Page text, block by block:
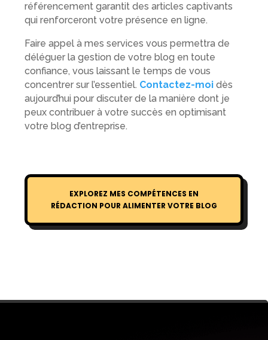
référencement garantit des articles captivants
qui renforceront votre présence en ligne.
Faire appel à mes services vous permettra de
déléguer la gestion de votre blog en toute
confiance, vous laissant le temps de vous
concentrer sur l’essentiel. Contactez-moidès
aujourd’hui pour discuter de la manière dont je
peux contribuer à votre succès en optimisant
votre blog d’entreprise.
EXPLOREZ MES COMPÉTENCES EN
RÉDACTION POUR ALIMENTER VOTRE BLOG